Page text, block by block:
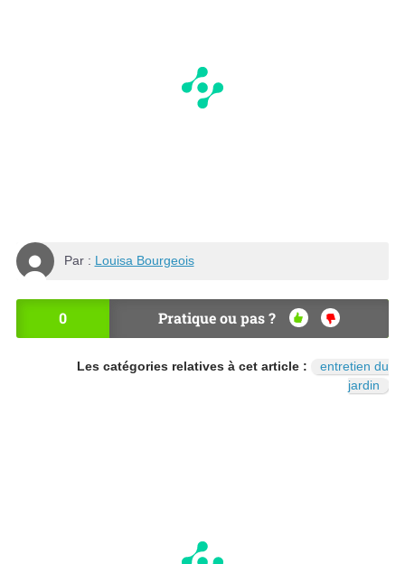
Par : Louisa Bourgeois
0 Pratique ou pas ?
OU
NO
N
Les catégories relatives à cet article :
entretien du
jardin